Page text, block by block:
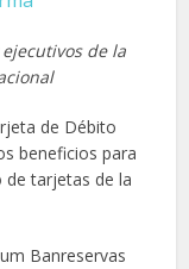
de la
de Débito
beneficios para
tarjetas de la
Banreservas